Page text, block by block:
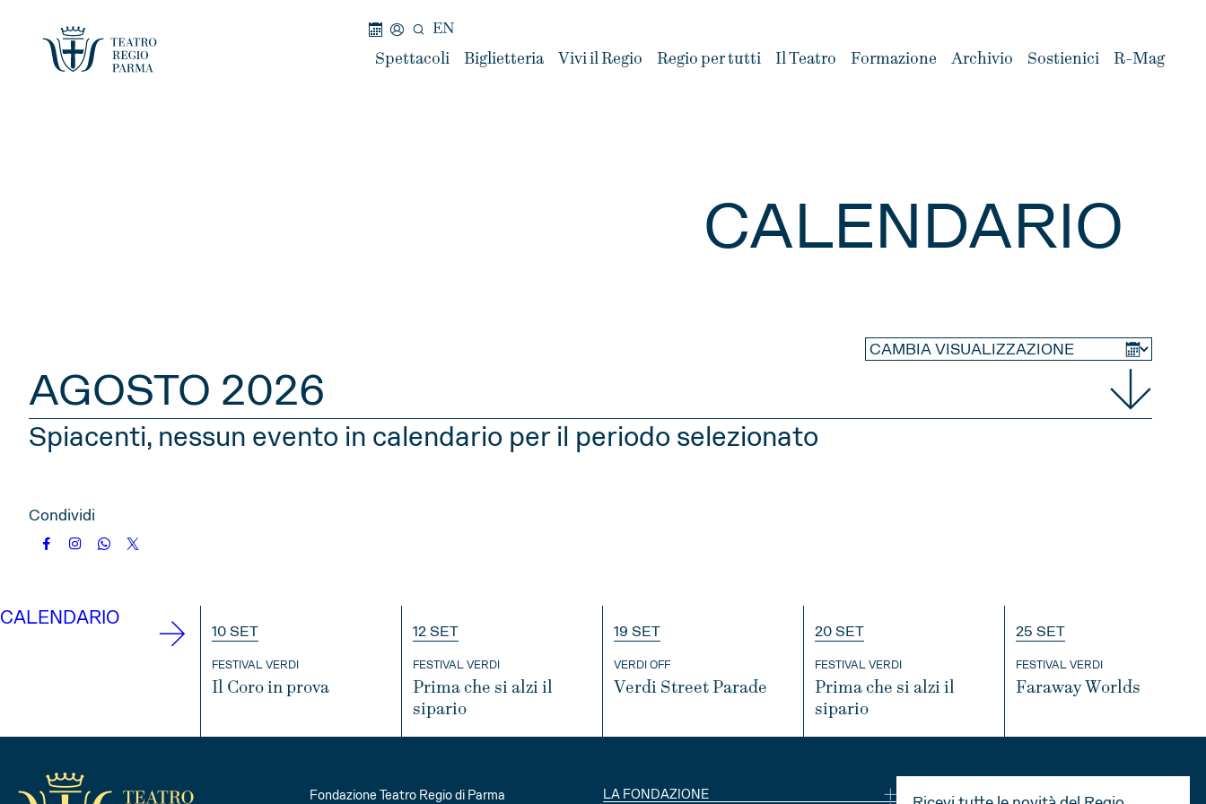
EN
Spettacoli Biglietteria Vivi il Regio Regio per tutti Il Teatro Formazione Archivio Sostienici R-Mag
CALENDARIO
AGOSTO 2026
2025
NOVEMBRE
GENNAIO FEBBRAIO APRILE MAGGIOGIUGNO LUGLIOAGOSTO
SETTEMBRE
NOVEMBRE DICEMBRE
2027
GENNAIO AGOSTOSETTEMBRE
Spiacenti, nessun evento in calendario per il periodo selezionato
Condividi
CALENDARIO
10 SET
FESTIVAL VERDI
Il Coro in prova
INFO
12 SET
FESTIVAL VERDI
Prima che si alzi il
sipario
19 SET
VERDI OFF
Verdi Street Parade
INFO
20 SET
FESTIVAL VERDI
Prima che si alzi il
sipario
25 SET
FESTIVAL VERDI
Faraway Worlds
INFO
Fondazione Teatro Regio di Parma
LA FONDAZIONE